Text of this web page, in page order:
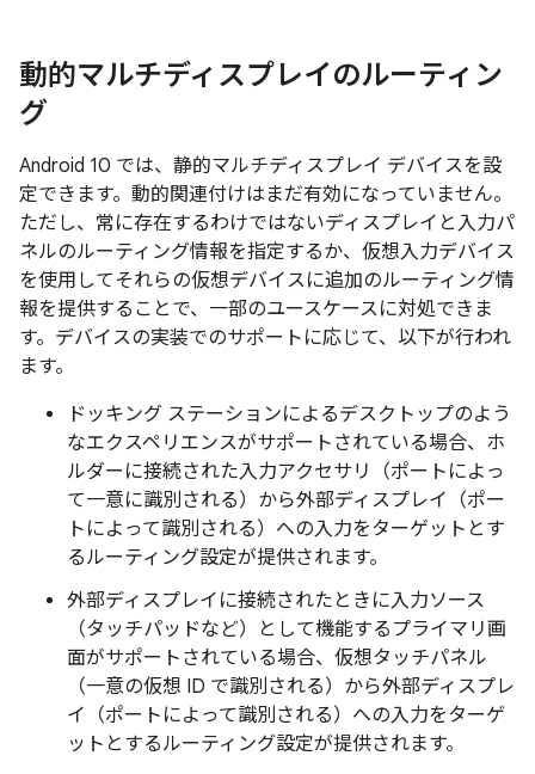
動的マルチディスプレイのルーティン
グ
Android 10 では、静的マルチディスプレイ デバイスを設
定できます。動的関連付けはまだ有効になっていません。
ただし、常に存在するわけではないディスプレイと入力パ
ネルのルーティング情報を指定するか、仮想入力デバイス
を使用してそれらの仮想デバイスに追加のルーティング情
報を提供することで、一部のユースケースに対処できま
す。デバイスの実装でのサポートに応じて、以下が行われ
ます。
ドッキング ステーションによるデスクトップのよう
なエクスペリエンスがサポートされている場合、ホ
ルダーに接続された入力アクセサリ（ポートによっ
て一意に識別される）から外部ディスプレイ（ポー
トによって識別される）への入力をターゲットとす
るルーティング設定が提供されます。
外部ディスプレイに接続されたときに入力ソース
（タッチパッドなど）として機能するプライマリ画
面がサポートされている場合、仮想タッチパネル
（一意の仮想 ID で識別される）から外部ディスプレ
イ（ポートによって識別される）への入力をターゲ
ットとするルーティング設定が提供されます。